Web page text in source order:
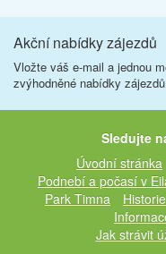
Akční nabídky zájezdů
Vložte váš e-mail a jednou
zvýhodněné nabídky
Sledujte
Úvodní stránka
Podnebí a počasí v
Park Timna
Jak strávit